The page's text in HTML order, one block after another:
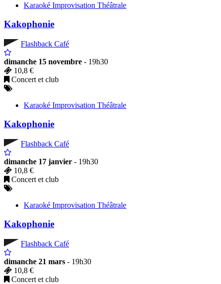
Karaoké Improvisation Théâtrale
Kakophonie
Flashback Café
dimanche 15 novembre - 19h30
10,8 €
Concert et club
Karaoké Improvisation Théâtrale
Kakophonie
Flashback Café
dimanche 17 janvier - 19h30
10,8 €
Concert et club
Karaoké Improvisation Théâtrale
Kakophonie
Flashback Café
dimanche 21 mars - 19h30
10,8 €
Concert et club